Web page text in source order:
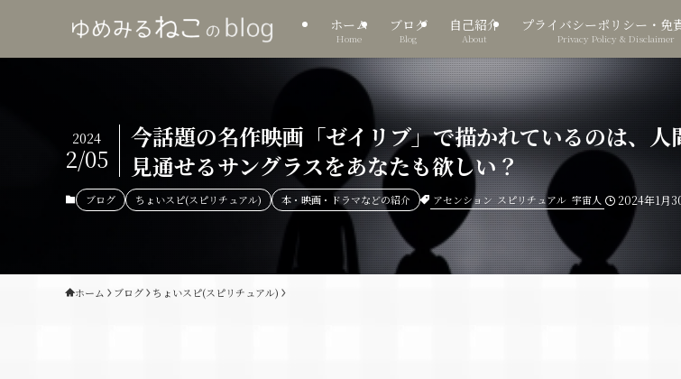
ホーム
Home
ブログ
Blog
自己紹介
About
プライバシーポリシー・免
Privacy Policy & Disclaimer
今話題の名作映画「ゼイリブ」で描かれているのは、
見通せるサングラスをあなたも欲しい？
2024
2/05
ブログ ちょいスピ(スピリチュアル) 本・映画・ドラマなどの紹介 アセンション スピリチュアル 宇宙人 2024年1月
ホーム ブログ ちょいスピ(スピリチュアル)